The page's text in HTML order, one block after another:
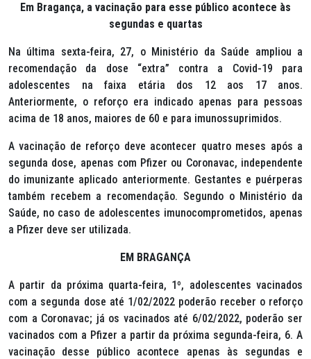
Em Bragança, a vacinação para esse público acontece às
segundas e quartas
Na última sexta-feira, 27, o Ministério da Saúde ampliou a
recomendação da dose “extra” contra a Covid-19 para
adolescentes na faixa etária dos 12 aos 17 anos.
Anteriormente, o reforço era indicado apenas para pessoas
acima de 18 anos, maiores de 60 e para imunossuprimidos.
A vacinação de reforço deve acontecer quatro meses após a
segunda dose, apenas com Pfizer ou Coronavac, independente
do imunizante aplicado anteriormente. Gestantes e puérperas
também recebem a recomendação. Segundo o Ministério da
Saúde, no caso de adolescentes imunocomprometidos, apenas
a Pfizer deve ser utilizada.
EM BRAGANÇA
A partir da próxima quarta-feira, 1º, adolescentes vacinados
com a segunda dose até 1/02/2022 poderão receber o reforço
com a Coronavac; já os vacinados até 6/02/2022, poderão ser
vacinados com a Pfizer a partir da próxima segunda-feira, 6. A
vacinação desse público acontece apenas às segundas e